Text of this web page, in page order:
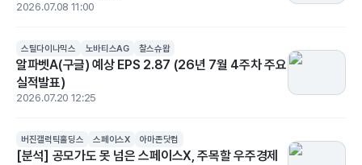
2026.07.08 11:00
스틸다이나믹스 노바티스AG 찰스슈왑
알파벳A(구글) 예상 EPS 2.87 (26년 7월 4주차 주요
실적발표)
2026.07.20 12:25
버진갤럭틱홀딩스 스페이스X 아마존닷컴
[분석] 공모가도 못 넘은 스페이스X, 주목할 우주경제